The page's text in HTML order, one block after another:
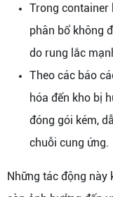
Trong container
phân bổ không
do rung lắc
Theo các báo
hóa đến kho bị
đóng gói kém,
chuỗi cung ứng.
Những tác động này